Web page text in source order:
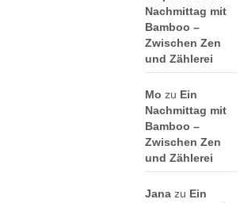
Nachmittag mit
Bamboo –
Zwischen Zen
und Zählerei
Mo zu Ein
Nachmittag mit
Bamboo –
Zwischen Zen
und Zählerei
Janazu Ein